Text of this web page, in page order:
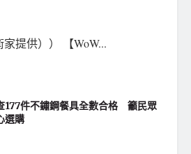
家提供）） 【WoW...
177件不鏽鋼餐具全數合格 籲民眾
選購